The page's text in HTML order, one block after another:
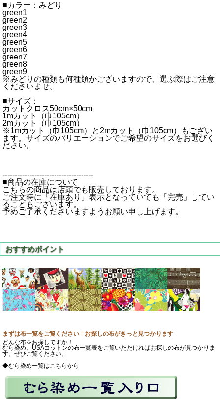
■カラー：みどり
green1
green2
green3
green4
green5
green6
green7
green8
green9
※みどりの種類も何種類かございますので、選ぶ際はご注意
くださいませ。
■サイズ：
カットクロス50cm×50cm
1mカット（巾105cm）
2mカット（巾105cm）
※1mカット（巾105cm）と2mカット（巾105cm）もござい
ます。サイズのバリエーションでご希望のサイズをお選びく
ださい。
-------------------------------------
■商品の在庫について
こちらの商品は店頭でも販売しております。
ご注文時に「在庫あり」表示となっていても「完売」してい
ることもございます。
予めご了承くださいますようお願い申し上げます。
まずは布一覧をご覧ください！お探しの布がきっと見つかります
どんな布をお探しですか！
むら染め、USAコットンの布一覧表をご覧いただければお探しの布が見つかりま
す。ぜひご覧ください。
◆むら染め一覧はこちらから